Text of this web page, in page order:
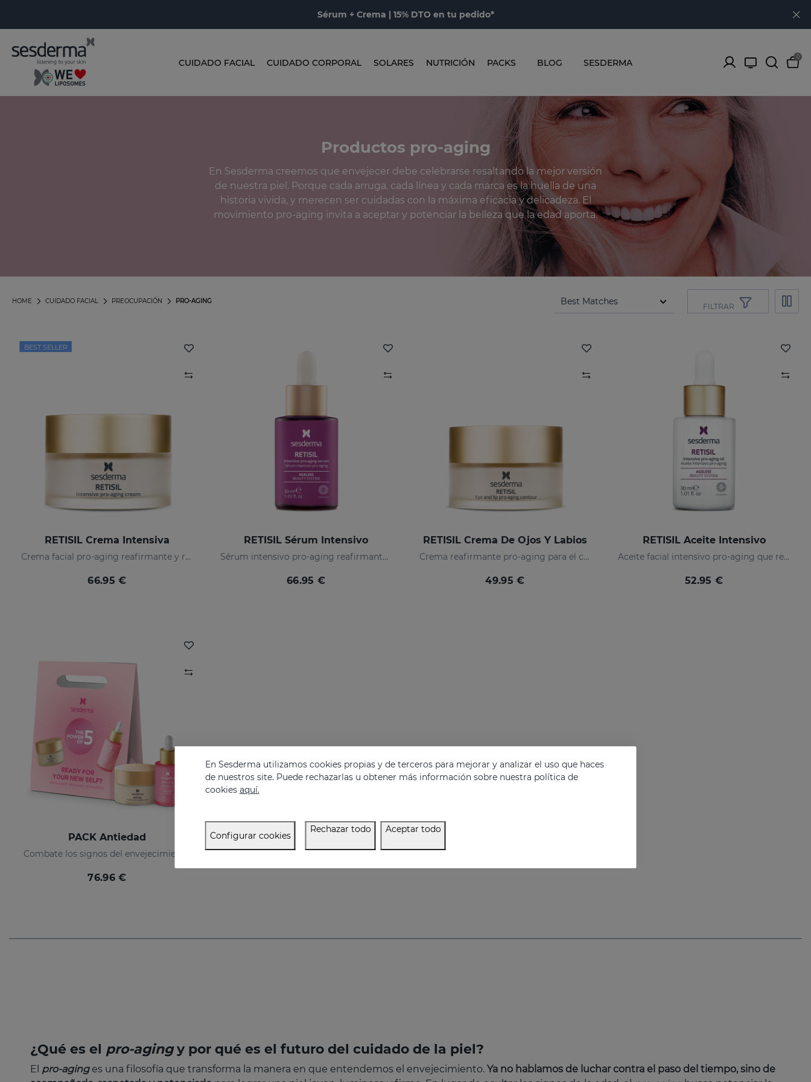
Sérum + Crema | 15% DTO en tu pedido*
CUIDADO FACIAL CUIDADO CORPORAL SOLARES NUTRICIÓN PACKS BLOG SESDERMA
0
Productos pro-aging
En Sesderma creemos que envejecer debe celebrarse resaltando la mejor versión
de nuestra piel. Porque cada arruga, cada línea y cada marca es la huella de una
historia vivida, y merecen ser cuidadas con la máxima eficacia y delicadeza. El
movimiento pro-aging invita a aceptar y potenciar la belleza que la edad aporta.
PRO-AGING
PREOCUPACIÓN
CUIDADO FACIAL
HOME
FILTRAR
BEST SELLER
RETISIL Crema Intensiva
Crema facial pro-aging reafirmante y reductora de arrugas
66.95 €
RETISIL Sérum Intensivo
Sérum intensivo pro-aging reafirmante y reductor de arrugas
66.95 €
RETISIL Crema De Ojos Y Labios
Crema reafirmante pro-aging para el contorno de ojos y labios
49.95 €
RETISIL Aceite Intensivo
Aceite facial intensivo pro-aging que reduce arrugas
52.95 €
PACK Antiedad
Combate los signos del envejecimiento
76.96 €
¿Qué es el pro-agingy por qué es el futuro del cuidado de la piel?
El pro-aginges una filosofía que transforma la manera en que entendemos el envejecimiento. Ya no hablamos de luchar contra el paso del tiempo, sino de
En Sesderma utilizamos cookies propias y de terceros para mejorar y analizar el uso que haces
de nuestros site. Puede rechazarlas u obtener más información sobre nuestra política de
cookies aquí.
Configurar cookies
Rechazar todo Aceptar todo